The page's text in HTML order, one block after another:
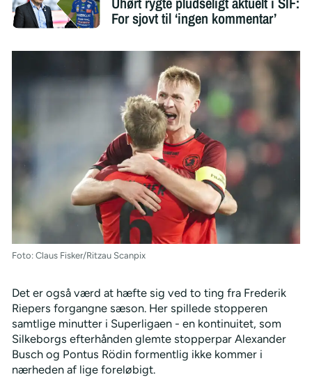
For sjovt til ‘ingen kommentar’
Foto: Claus Fisker/Ritzau Scanpix
Det er også værd at hæfte sig ved to ting fra Frederik
Riepers forgangne sæson. Her spillede stopperen
samtlige minutter i Superligaen - en kontinuitet, som
Silkeborgs efterhånden glemte stopperpar Alexander
Busch og Pontus Rödin formentlig ikke kommer i
nærheden af lige foreløbigt.